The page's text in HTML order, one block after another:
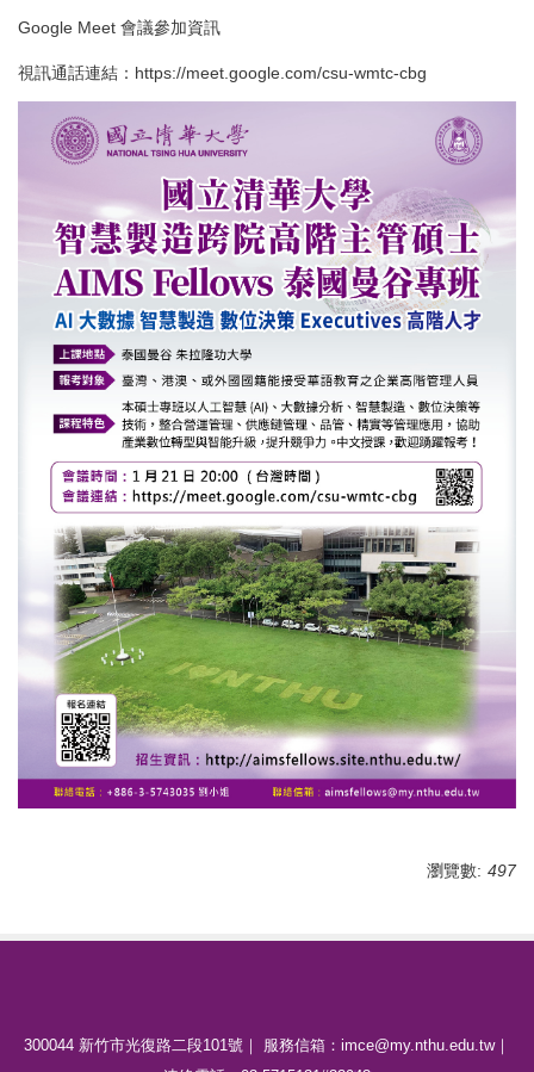
Google Meet 會議參加資訊
視訊通話連結： https://meet.google.com/csu-wmtc-cbg
瀏覽數: 497
300044 新竹市光復路二段101號｜ 服務信箱：imce@my.nthu.edu.tw｜